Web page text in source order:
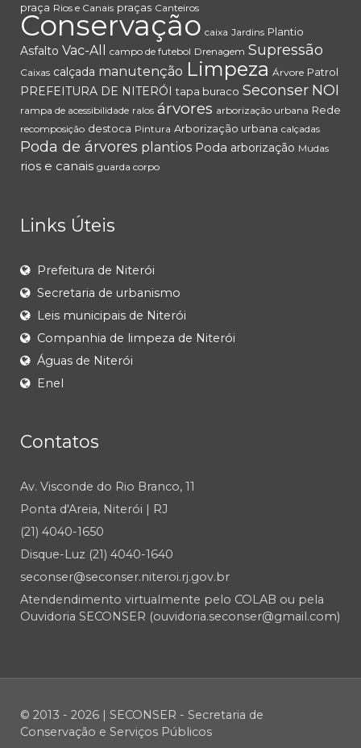
praça Rios e Canais praças Canteiros
Conservação caixa Jardins Plantio
Asfalto Vac-All campo de futebol Drenagem Supressão
Caixas calçada manutenção Limpeza Árvore Patrol
PREFEITURA DE NITERÓI tapa buraco Seconser NOI
rampa de acessibilidade ralos árvores arborização urbana Rede
recomposição destoca Pintura Arborização urbana calçadas
Poda de árvores plantios Poda arborização Mudas
rios e canais guarda corpo
Links Úteis
Prefeitura de Niterói
Secretaria de urbanismo
Leis municipais de Niterói
Companhia de limpeza de Niterói
Águas de Niterói
Enel
Contatos
Av. Visconde do Rio Branco, 11
Ponta d'Areia, Niterói | RJ
(21) 4040-1650
Disque-Luz (21) 4040-1640
seconser@seconser.niteroi.rj.gov.br
Atendendimento virtualmente pelo COLAB ou pela
Ouvidoria SECONSER (ouvidoria.seconser@gmail.com)
© 2013 - 2026 | SECONSER - Secretaria de
Conservação e Serviços Públicos